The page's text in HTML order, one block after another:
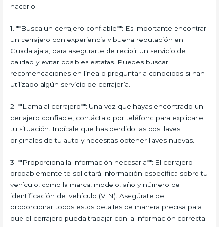
hacerlo:
1. **Busca un cerrajero confiable**: Es importante encontrar
un cerrajero con experiencia y buena reputación en
Guadalajara, para asegurarte de recibir un servicio de
calidad y evitar posibles estafas. Puedes buscar
recomendaciones en línea o preguntar a conocidos si han
utilizado algún servicio de cerrajería.
2. **Llama al cerrajero**: Una vez que hayas encontrado un
cerrajero confiable, contáctalo por teléfono para explicarle
tu situación. Indícale que has perdido las dos llaves
originales de tu auto y necesitas obtener llaves nuevas.
3. **Proporciona la información necesaria**: El cerrajero
probablemente te solicitará información específica sobre tu
vehículo, como la marca, modelo, año y número de
identificación del vehículo (VIN). Asegúrate de
proporcionar todos estos detalles de manera precisa para
que el cerrajero pueda trabajar con la información correcta.